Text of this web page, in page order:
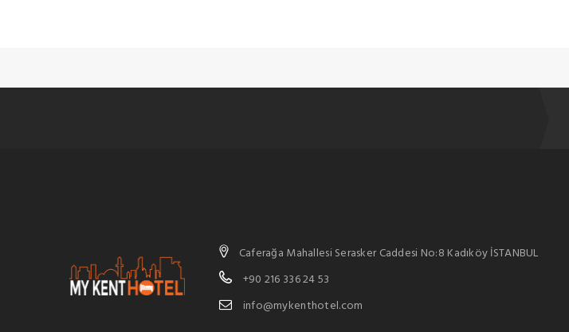
Caferağa Mahallesi Serasker Caddesi No:8 Kadıköy İSTANBUL
+90 216 336 24 53
info@mykenthotel.com